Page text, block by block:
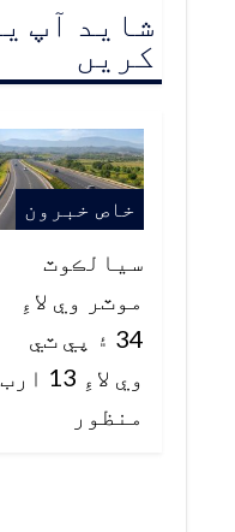
شاید آپ
کریں
خاص خبرون
سيالڪوٽ
موٽر وي لاءِ
34 ۽ پي ٽي
وي لاءِ 13 ارب
منظور